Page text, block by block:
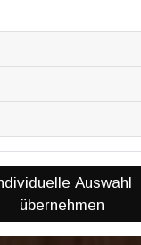
ut labore et
takimata sanctus
et dolore
est Lorem
Auswahl
übernehmen